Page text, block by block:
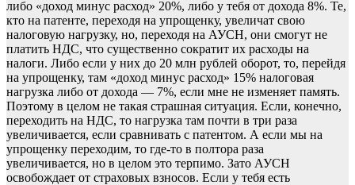
либо «доход минус расход» 20%, либо у тебя от дохода 8%. Те,
кто на патенте, переходя на упрощенку, увеличат свою
налоговую нагрузку, но, переходя на АУСН, они смогут не
платить НДС, что существенно сократит их расходы на
налоги. Либо если у них до 20 млн рублей оборот, то, перейдя
на упрощенку, там «доход минус расход» 15% налоговая
нагрузка либо от дохода — 7%, если мне не изменяет память.
Поэтому в целом не такая страшная ситуация. Если, конечно,
переходить на НДС, то нагрузка там почти в три раза
увеличивается, если сравнивать с патентом. А если мы на
упрощенку переходим, то где-то в полтора раза
увеличивается, но в целом это терпимо. Зато АУСН
освобождает от страховых взносов. Если у тебя есть